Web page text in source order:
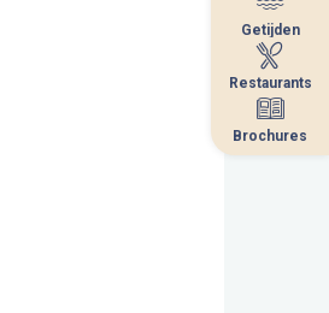
Getijden
Restaurants
Brochures